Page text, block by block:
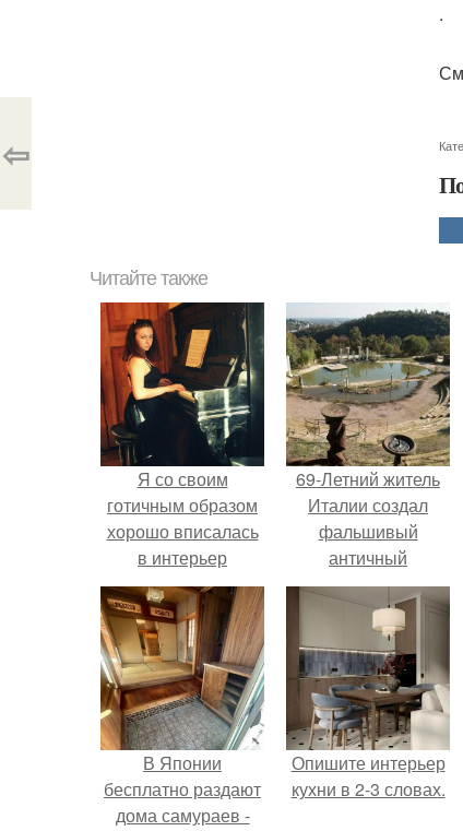
.
⇦
Читайте также
Я со своим
готичным образом
хорошо вписалась
в интерьер
булгаковской
квартиры.
69-Летний житель
Италии создал
фальшивый
античный
амфитеатр и
долгое время
успешно выдавал
его за настоящее
историческое
наследие.
В Японии
бесплатно раздают
дома самураев -
Опишите интерьер
кухни в 2-3 словах.